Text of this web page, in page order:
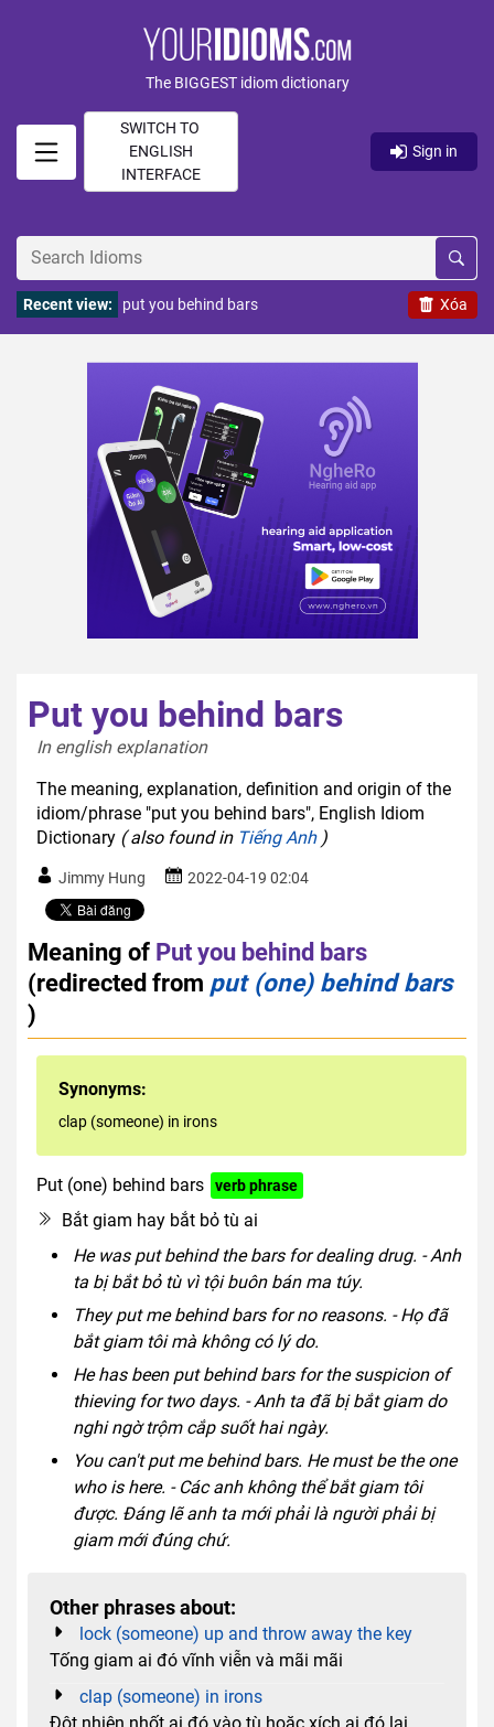
The BIGGEST idiom dictionary
SWITCH TO
ENGLISH
INTERFACE
Sign in
Xóa
Recent view: put you behind bars
Put you behind bars
In english explanation
The meaning, explanation, definition and origin of the
idiom/phrase "put you behind bars", English Idiom
Dictionary ( also found in Tiếng Anh)
Jimmy Hung 2022-04-19 02:04
Meaning of Put you behind bars
(redirected from put (one) behind bars
)
Synonyms:
clap (someone) in irons
Put (one) behind bars verb phrase
Bắt giam hay bắt bỏ tù ai
He was put behind the bars for dealing drug. - Anh
ta bị bắt bỏ tù vì tội buôn bán ma túy.
They put me behind bars for no reasons. - Họ đã
bắt giam tôi mà không có lý do.
He has been put behind bars for the suspicion of
thieving for two days. - Anh ta đã bị bắt giam do
nghi ngờ trộm cắp suốt hai ngày.
You can't put me behind bars. He must be the one
who is here. - Các anh không thể bắt giam tôi
được. Đáng lẽ anh ta mới phải là người phải bị
giam mới đúng chứ.
Other phrases about:
lock (someone) up and throw away the key
Tống giam ai đó vĩnh viễn và mãi mãi
clap (someone) in irons